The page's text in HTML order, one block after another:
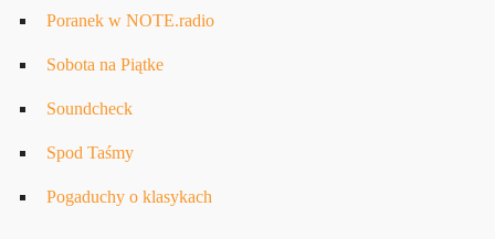
Poranek w NOTE.radio
Sobota na Piątke
Soundcheck
Spod Taśmy
Pogaduchy o klasykach